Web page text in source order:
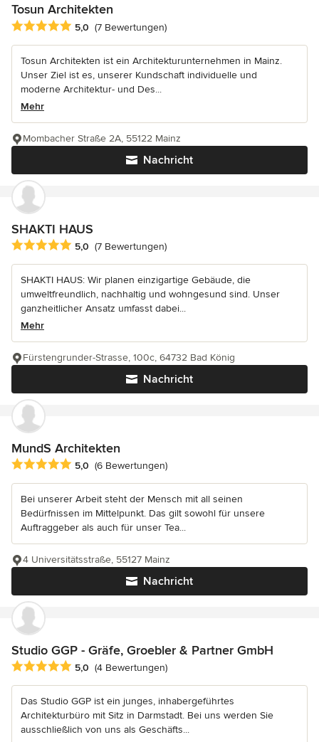
Tosun Architekten
Durchschnittliche Bewertung: 5 von 5 Sternen
5,0 (7 Bewertungen)
Tosun Architekten ist ein Architekturunternehmen in Mainz.
Unser Ziel ist es, unserer Kundschaft individuelle und
moderne Architektur- und Des...
Mehr
Nachricht
Mombacher Straße 2A, 55122 Mainz
SHAKTI HAUS
Durchschnittliche Bewertung: 5 von 5 Sternen
5,0 (7 Bewertungen)
SHAKTI HAUS: Wir planen einzigartige Gebäude, die
umweltfreundlich, nachhaltig und wohngesund sind. Unser
ganzheitlicher Ansatz umfasst dabei...
Mehr
Nachricht
Fürstengrunder-Strasse, 100c, 64732 Bad König
MundS Architekten
Durchschnittliche Bewertung: 5 von 5 Sternen
5,0 (6 Bewertungen)
Bei unserer Arbeit steht der Mensch mit all seinen
Bedürfnissen im Mittelpunkt. Das gilt sowohl für unsere
Auftraggeber als auch für unser Tea...
Nachricht
4 Universitätsstraße, 55127 Mainz
Studio GGP - Gräfe, Groebler & Partner GmbH
Durchschnittliche Bewertung: 5 von 5 Sternen
5,0 (4 Bewertungen)
Das Studio GGP ist ein junges, inhabergeführtes
Architekturbüro mit Sitz in Darmstadt. Bei uns werden Sie
ausschließlich von uns als Geschäfts...